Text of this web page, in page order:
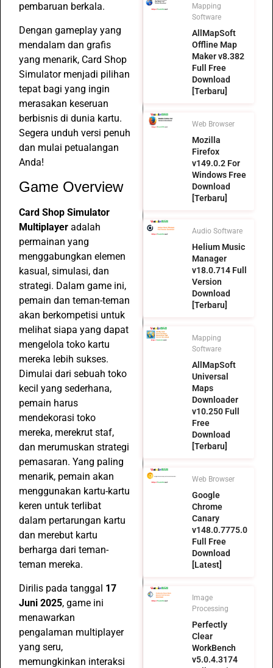
pembaruan berkala.
Dengan gameplay yang
mendalam dan grafis
yang menarik, Card Shop
Simulator menjadi pilihan
tepat bagi yang ingin
merasakan keseruan
berbisnis di dunia kartu.
Segera unduh versi penuh
dan mulai petualangan
Anda!
Game Overview
Card Shop Simulator
Multiplayer adalah
permainan yang
menggabungkan elemen
kasual, simulasi, dan
strategi. Dalam game ini,
pemain dan teman-teman
akan berkompetisi untuk
melihat siapa yang dapat
mengelola toko kartu
mereka lebih sukses.
Dimulai dari sebuah toko
kecil yang sederhana,
pemain harus
mendekorasi toko
mereka, merekrut staf,
dan merumuskan strategi
pemasaran. Yang paling
menarik, pemain akan
menggunakan kartu-kartu
keren untuk terlibat
dalam pertarungan kartu
dan merebut kartu
berharga dari teman-
teman mereka.
Dirilis pada tanggal 17
Juni 2025, game ini
menawarkan
pengalaman multiplayer
yang seru,
memungkinkan interaksi
Mapping
Software
AllMapSoft
Offline Map
Maker v8.382
Full Free
Download
[Terbaru]
Web Browser
Mozilla
Firefox
v149.0.2 For
Windows Free
Download
[Terbaru]
Audio Software
Helium Music
Manager
v18.0.714 Full
Version
Download
[Terbaru]
Mapping
Software
AllMapSoft
Universal
Maps
Downloader
v10.250 Full
Free
Download
[Terbaru]
Web Browser
Google
Chrome
Canary
v148.0.7775.0
Full Free
Download
[Latest]
Image
Processing
Perfectly
Clear
WorkBench
v5.0.4.3174